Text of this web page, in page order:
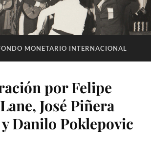
MONETARIO INTERNACIONAL
por Felipe
José Piñera
Danilo Poklepovic